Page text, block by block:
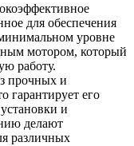
для обеспечения
уровне
мотором, который
работу.
прочных и
гарантирует его
и
делают
различных